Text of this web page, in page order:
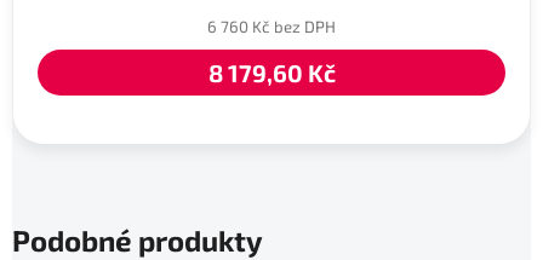
6 760 Kč bez DPH
8 179,60 Kč
Podobné produkty